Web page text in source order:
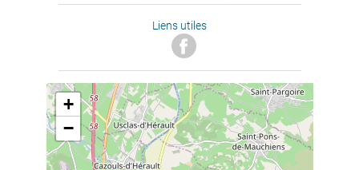
Liens utiles
+
−